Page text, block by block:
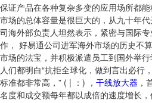
保证产品在各种复杂多变的应用场所都能
市场的总体容量是很巨大的，从九十年代
司海外部负责人坦然表示，紧密与国际
作， 好易通公司进军海外市场的历史不
市场的法宝，并积极派遣员工到国外举行
人们都明白“抗拒全球化，做到言出必行，
标准都非常高，” ( | ：) ， 干线放大器 ，
名度和成交额每年都以成倍的速度增长